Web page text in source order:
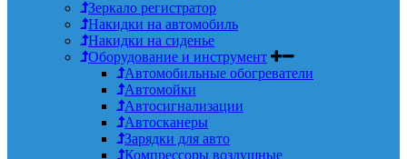
Зеркало регистратор
Накидки на автомобиль
Накидки на сиденье
Оборудование и инструмент
Автомобильные обогреватели
Автомойки
Автосигнализации
Автосканеры
Зарядки для авто
Компрессоры воздушные